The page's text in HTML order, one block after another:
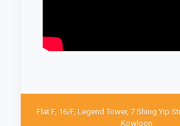
Flat F, 16/F, Legend Tower, 7 Shing Yip
Kowloon